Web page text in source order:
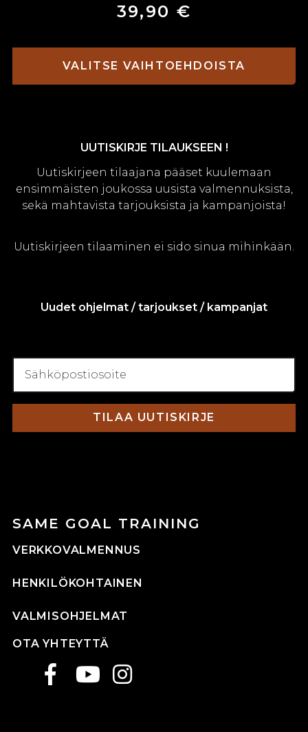
39,90 €
VALITSE VAIHTOEHDOISTA
useampi
Voit
tehdä
valinnat
sivulla.
UUTISKIRJE TILAUKSEEN !
Uutiskirjeen tilaajana pääset kuulemaan
ensimmäisten joukossa uusista valmennuksista,
sekä mahtavista tarjouksista ja kampanjoista!
Uutiskirjeen tilaaminen ei sido sinua mihinkään.
Uudet ohjelmat / tarjoukset / kampanjat
Sähköpostiosoite *
SAME GOAL TRAINING
VERKKOVALMENNUS
HENKILÖKOHTAINEN
VALMISOHJELMAT
OTA YHTEYTTÄ
Same
Goal
Same
Goal
Same